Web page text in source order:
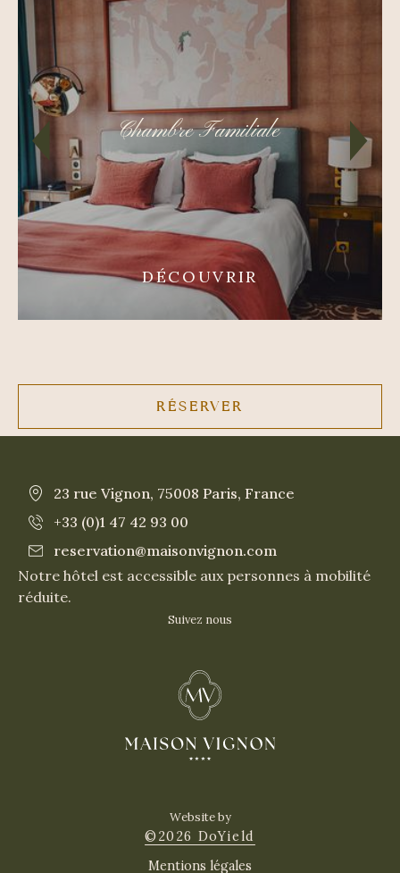
Chambre Familiale
DÉCOUVRIR
RÉSERVER
23 rue Vignon, 75008 Paris, France
+33 (0)1 47 42 93 00
reservation@maisonvignon.com
Notre hôtel est accessible aux personnes à mobilité
réduite.
Suivez nous
Website by
©2026 DoYield
Mentions légales